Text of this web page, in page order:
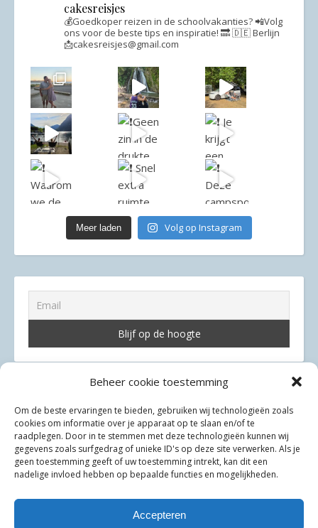
Beheer cookie toestemming
Om de beste ervaringen te bieden, gebruiken wij technologieën zoals
cookies om informatie over je apparaat op te slaan en/of te
raadplegen. Door in te stemmen met deze technologieën kunnen wij
gegevens zoals surfgedrag of unieke ID's op deze site verwerken. Als je
geen toestemming geeft of uw toestemming intrekt, kan dit een
nadelige invloed hebben op bepaalde functies en mogelijkheden.
Accepteren
cakesreisjes
💰Goedkoper reizen in de schoolvakanties?📲Volg
ons voor de beste tips en inspiratie! 🔜 🇩🇪 Berlijn
📩cakesreisjes@gmail.com
Meer laden Volg op Instagram
Privacyverklaring
Cookiebeleid (EU)